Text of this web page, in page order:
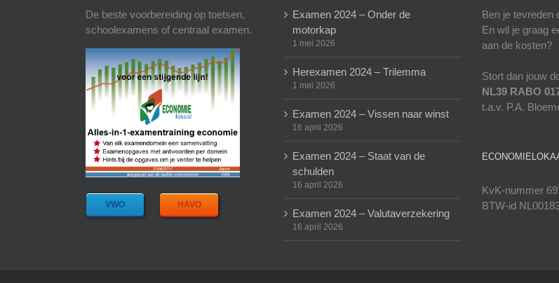
De beste voorbereiding op toetsen,
schoolexamens of centraal examen.
VWO HAVO
Examen 2024 – Onder de
motorkap
1 mei 2026
Herexamen 2024 – Trilemma
1 mei 2026
Examen 2024 – Vissen naar winst
16 april 2026
Examen 2024 – Staat van de
schulden
16 april 2026
Examen 2024 – Valutaverzekering
16 april 2026
Ben je tevreden
En wil je graag
aan de kosten?
Stort dan jouw
NL39 RABO
t.a.v. P.A.
KvK-nummer
BTW-id